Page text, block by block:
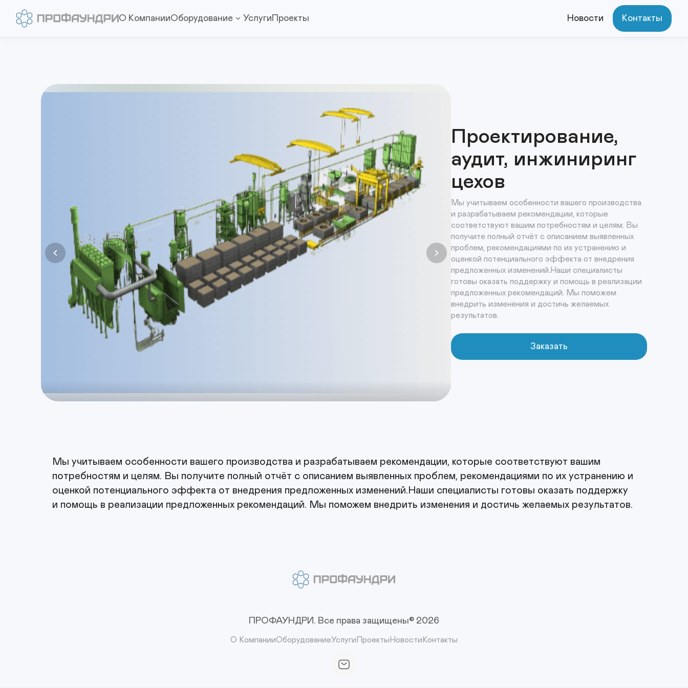
О КомпанииОборудование УслугиПроекты Новости Контакты
Проектирование,
аудит, инжиниринг
цехов
Мы учитываем особенности вашего производства
и разрабатываем рекомендации, которые
соответствуют вашим потребностям и целям. Вы
получите полный отчёт с описанием выявленных
проблем, рекомендациями по их устранению и
оценкой потенциального эффекта от внедрения
предложенных изменений.Наши специалисты
готовы оказать поддержку и помощь в реализации
предложенных рекомендаций. Мы поможем
внедрить изменения и достичь желаемых
результатов.
Заказать
Мы учитываем особенности вашего производства и разрабатываем рекомендации, которые соответствуют вашим
потребностям и целям. Вы получите полный отчёт с описанием выявленных проблем, рекомендациями по их устранению и
оценкой потенциального эффекта от внедрения предложенных изменений.Наши специалисты готовы оказать поддержку
и помощь в реализации предложенных рекомендаций. Мы поможем внедрить изменения и достичь желаемых результатов.
ПРОФАУНДРИ. Все права защищены© 2026
О КомпанииОборудованиеУслуги Проекты Новости Контакты